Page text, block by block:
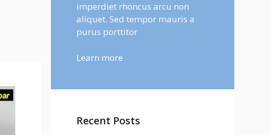
imperdiet rhoncus arcu non
aliquet. Sed tempor mauris a
purus porttitor
Learn more
Recent Posts